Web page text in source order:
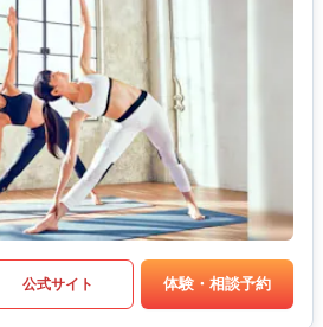
公式サイト 体験・相談予約